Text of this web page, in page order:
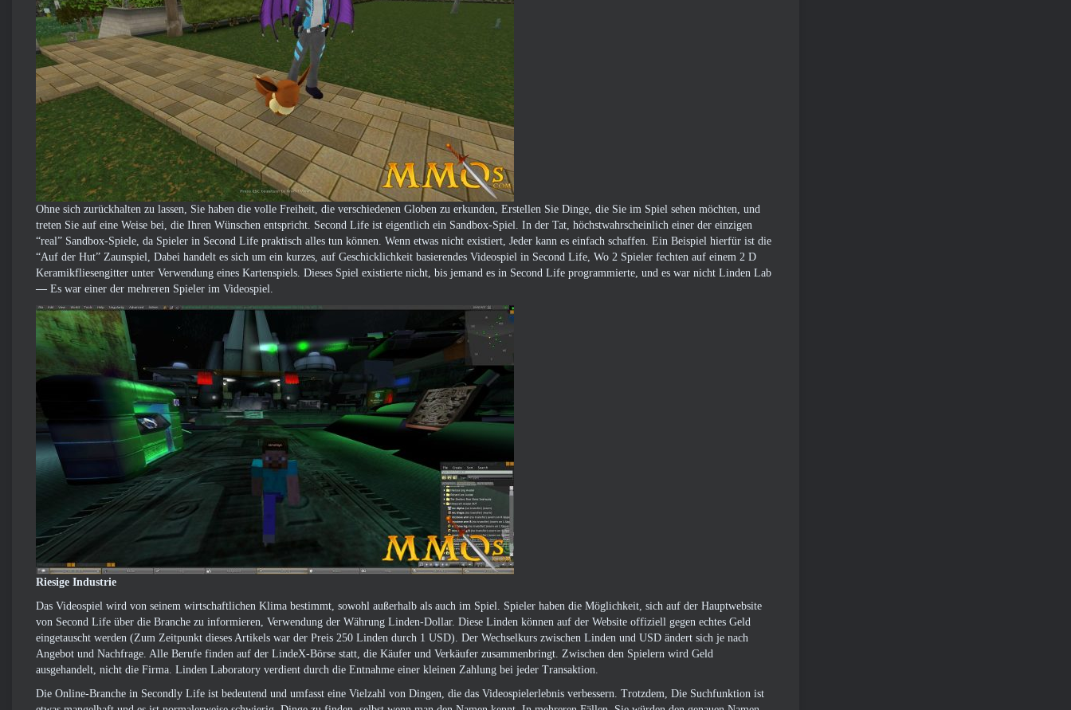
Ohne sich zurückhalten zu lassen, Sie haben die volle Freiheit, die verschiedenen Globen zu erkunden, Erstellen Sie Dinge, die Sie im Spiel sehen möchten, und
treten Sie auf eine Weise bei, die Ihren Wünschen entspricht. Second Life ist eigentlich ein Sandbox-Spiel. In der Tat, höchstwahrscheinlich einer der einzigen
“real” Sandbox-Spiele, da Spieler in Second Life praktisch alles tun können. Wenn etwas nicht existiert, Jeder kann es einfach schaffen. Ein Beispiel hierfür ist die
“Auf der Hut” Zaunspiel, Dabei handelt es sich um ein kurzes, auf Geschicklichkeit basierendes Videospiel in Second Life, Wo 2 Spieler fechten auf einem 2 D
Keramikfliesengitter unter Verwendung eines Kartenspiels. Dieses Spiel existierte nicht, bis jemand es in Second Life programmierte, und es war nicht Linden Lab
— Es war einer der mehreren Spieler im Videospiel.
Riesige Industrie
Das Videospiel wird von seinem wirtschaftlichen Klima bestimmt, sowohl außerhalb als auch im Spiel. Spieler haben die Möglichkeit, sich auf der Hauptwebsite
von Second Life über die Branche zu informieren, Verwendung der Währung Linden-Dollar. Diese Linden können auf der Website offiziell gegen echtes Geld
eingetauscht werden (Zum Zeitpunkt dieses Artikels war der Preis 250 Linden durch 1 USD). Der Wechselkurs zwischen Linden und USD ändert sich je nach
Angebot und Nachfrage. Alle Berufe finden auf der LindeX-Börse statt, die Käufer und Verkäufer zusammenbringt. Zwischen den Spielern wird Geld
ausgehandelt, nicht die Firma. Linden Laboratory verdient durch die Entnahme einer kleinen Zahlung bei jeder Transaktion.
Die Online-Branche in Secondly Life ist bedeutend und umfasst eine Vielzahl von Dingen, die das Videospielerlebnis verbessern. Trotzdem, Die Suchfunktion ist